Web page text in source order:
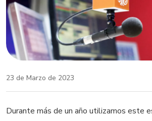
23 de Marzo de 2023
Durante más de un año utilizamos este